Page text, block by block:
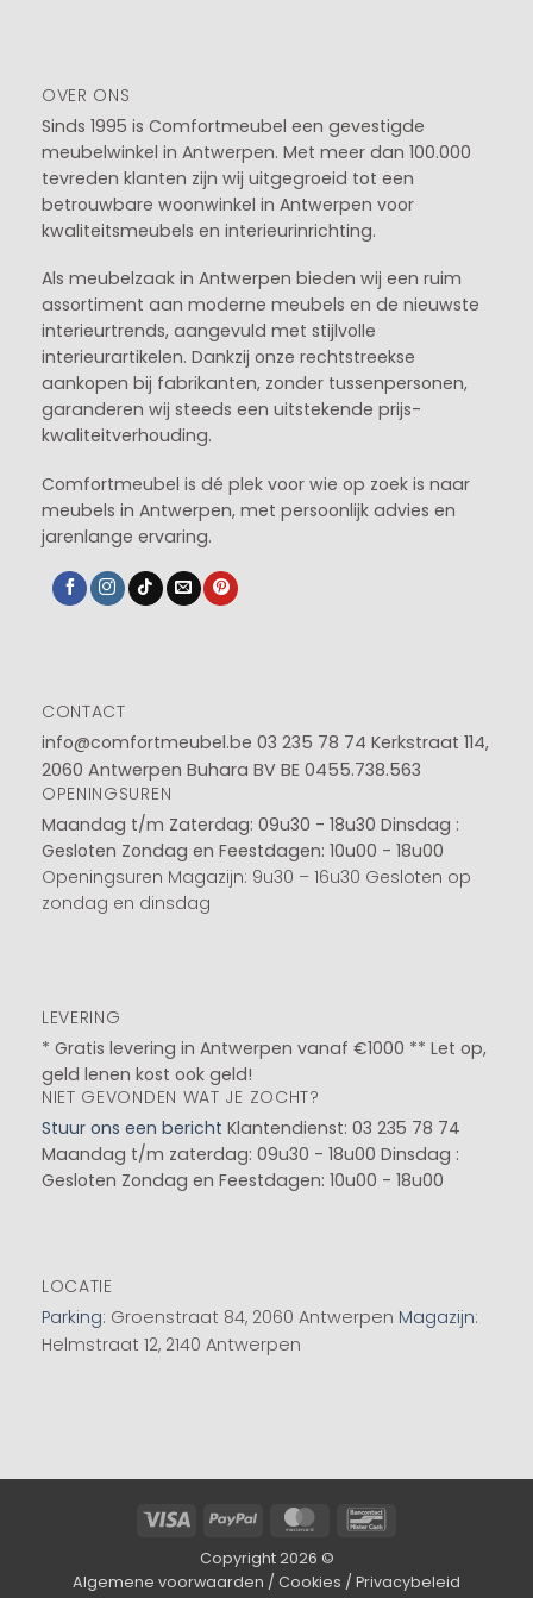
OVER ONS
Sinds 1995 is Comfortmeubel een gevestigde
meubelwinkel in Antwerpen. Met meer dan 100.000
tevreden klanten zijn wij uitgegroeid tot een
betrouwbare woonwinkel in Antwerpen voor
kwaliteitsmeubels en interieurinrichting.
Als meubelzaak in Antwerpen bieden wij een ruim
assortiment aan moderne meubels en de nieuwste
interieurtrends, aangevuld met stijlvolle
interieurartikelen. Dankzij onze rechtstreekse
aankopen bij fabrikanten, zonder tussenpersonen,
garanderen wij steeds een uitstekende prijs-
kwaliteitverhouding.
Comfortmeubel is dé plek voor wie op zoek is naar
meubels in Antwerpen, met persoonlijk advies en
jarenlange ervaring.
CONTACT
info@comfortmeubel.be 03 235 78 74 Kerkstraat 114,
2060 Antwerpen Buhara BV BE 0455.738.563
OPENINGSUREN
Maandag t/m Zaterdag: 09u30 - 18u30 Dinsdag :
Gesloten Zondag en Feestdagen: 10u00 - 18u00
Openingsuren Magazijn: 9u30 – 16u30 Gesloten op
zondag en dinsdag
LEVERING
* Gratis levering in Antwerpen vanaf €1000 ** Let op,
geld lenen kost ook geld!
NIET GEVONDEN WAT JE ZOCHT?
Stuur ons een bericht Klantendienst: 03 235 78 74
Maandag t/m zaterdag: 09u30 - 18u00 Dinsdag :
Gesloten Zondag en Feestdagen: 10u00 - 18u00
LOCATIE
Parking: Groenstraat 84, 2060 Antwerpen Magazijn:
Helmstraat 12, 2140 Antwerpen
Visa PayPal MasterCard
Copyright 2026 ©
Algemene voorwaarden / Cookies / Privacybeleid